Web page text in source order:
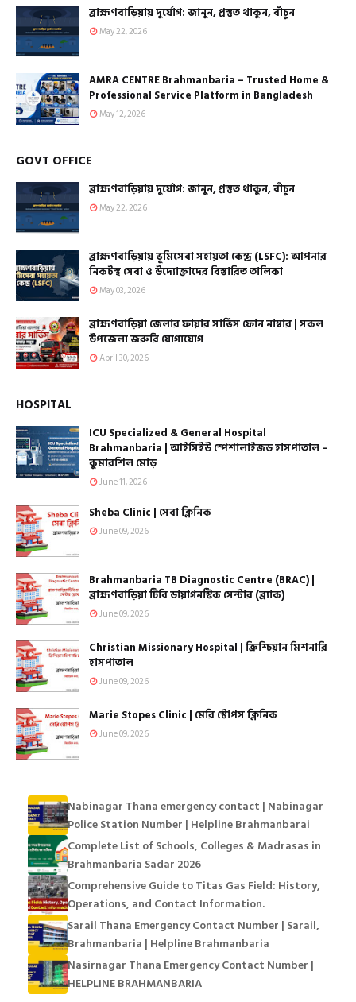
ব্রাহ্মণবাড়িয়ায় দুর্যোগ: জানুন, প্রস্তুত থাকুন, বাঁচুন
May 22, 2026
AMRA CENTRE Brahmanbaria – Trusted Home &
Professional Service Platform in Bangladesh
May 12, 2026
GOVT OFFICE
ব্রাহ্মণবাড়িয়ায় দুর্যোগ: জানুন, প্রস্তুত থাকুন, বাঁচুন
May 22, 2026
ব্রাহ্মণবাড়িয়ায় ভূমিসেবা সহায়তা কেন্দ্র (LSFC): আপনার
নিকটস্থ সেবা ও উদ্যোক্তাদের বিস্তারিত তালিকা
May 03, 2026
ব্রাহ্মণবাড়িয়া জেলার ফায়ার সার্ভিস ফোন নাম্বার | সকল
উপজেলা জরুরি যোগাযোগ
April 30, 2026
HOSPITAL
ICU Specialized & General Hospital
Brahmanbaria | আইসিইউ স্পেশালাইজড হাসপাতাল –
কুমারশিল মোড়
June 11, 2026
Sheba Clinic | সেবা ক্লিনিক
June 09, 2026
Brahmanbaria TB Diagnostic Centre (BRAC) |
ব্রাহ্মণবাড়িয়া টিবি ডায়াগনস্টিক সেন্টার (ব্র্যাক)
June 09, 2026
Christian Missionary Hospital | ক্রিশ্চিয়ান মিশনারি
হাসপাতাল
June 09, 2026
Marie Stopes Clinic | মেরি স্টোপস ক্লিনিক
June 09, 2026
Nabinagar Thana emergency contact | Nabinagar
Police Station Number | Helpline Brahmanbarai
Complete List of Schools, Colleges & Madrasas in
Brahmanbaria Sadar 2026
Comprehensive Guide to Titas Gas Field: History,
Operations, and Contact Information.
Sarail Thana Emergency Contact Number | Sarail,
Brahmanbaria | Helpline Brahmanbaria
Nasirnagar Thana Emergency Contact Number |
HELPLINE BRAHMANBARIA